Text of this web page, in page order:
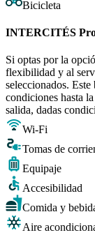
Bicicleta
INTERCITÉS
Si optas por la
flexibilidad y al
seleccionados.
condiciones hasta
salida, dadas
Wi-Fi
Tomas de
Equipaje
Accesibilidad
Comida y
Aire